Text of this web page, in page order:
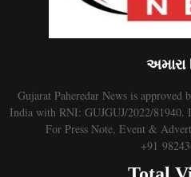
અમારા
Gujarat Paheredar News is
India with RNI: GUJGUJ/2022/81940.
For Press Note, Event &
+91